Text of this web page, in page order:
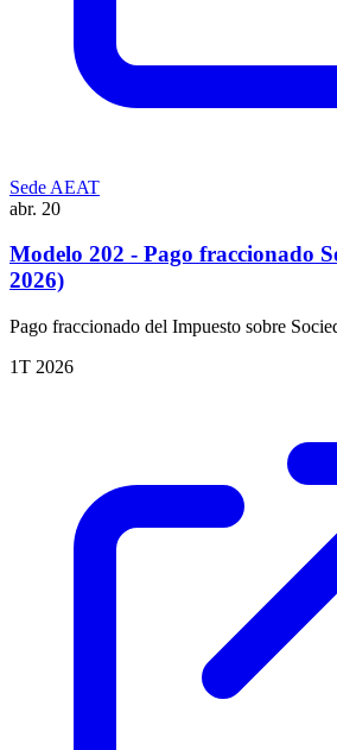
Sede AEAT
abr. 20
Modelo 202 - Pago fraccionado
2026)
Pago fraccionado del Impuesto sobre
1T 2026